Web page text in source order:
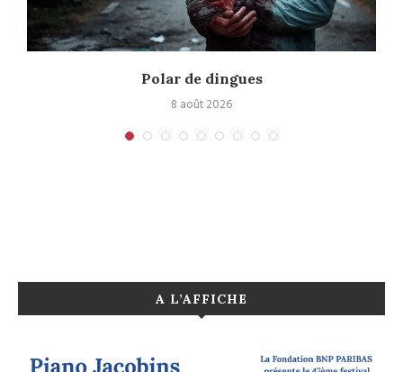
Polar de dingues
8 août 2026
A L’AFFICHE